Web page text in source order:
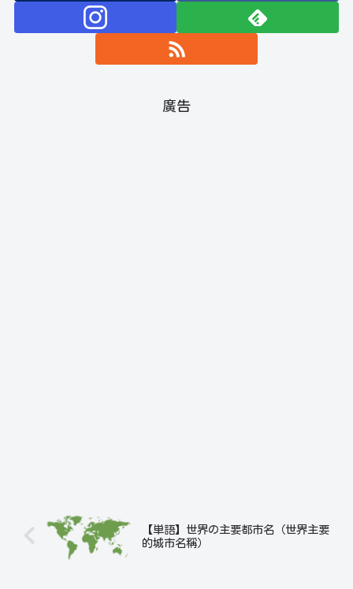
廣告
【単語】世界の主要都市名（世界主要
的城市名稱）